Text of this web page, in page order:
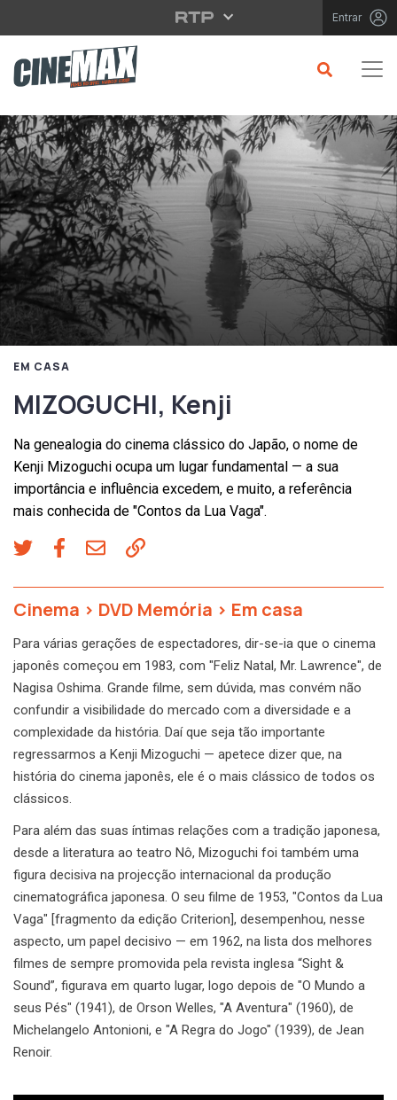
Saltar para o conteúdo principal Entrar
EM CASA
MIZOGUCHI, Kenji
Na genealogia do cinema clássico do Japão, o nome de
Kenji Mizoguchi ocupa um lugar fundamental — a sua
importância e influência excedem, e muito, a referência
mais conhecida de "Contos da Lua Vaga".
Cinema > DVD Memória > Em casa
Para várias gerações de espectadores, dir-se-ia que o cinema
japonês começou em 1983, com "Feliz Natal, Mr. Lawrence", de
Nagisa Oshima. Grande filme, sem dúvida, mas convém não
confundir a visibilidade do mercado com a diversidade e a
complexidade da história. Daí que seja tão importante
regressarmos a Kenji Mizoguchi — apetece dizer que, na
história do cinema japonês, ele é o mais clássico de todos os
clássicos.
Para além das suas íntimas relações com a tradição japonesa,
desde a literatura ao teatro Nô, Mizoguchi foi também uma
figura decisiva na projecção internacional da produção
cinematográfica japonesa. O seu filme de 1953, "Contos da Lua
Vaga" [fragmento da edição Criterion], desempenhou, nesse
aspecto, um papel decisivo — em 1962, na lista dos melhores
filmes de sempre promovida pela revista inglesa “Sight &
Sound”, figurava em quarto lugar, logo depois de "O Mundo a
seus Pés" (1941), de Orson Welles, "A Aventura" (1960), de
Michelangelo Antonioni, e "A Regra do Jogo" (1939), de Jean
Renoir.